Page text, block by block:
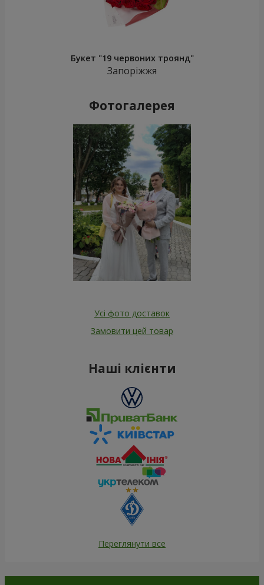
Букет "19 червоних троянд"
Запоріжжя
Фотогалерея
Усі фото доставок
Замовити цей товар
Наші клієнти
Переглянути все